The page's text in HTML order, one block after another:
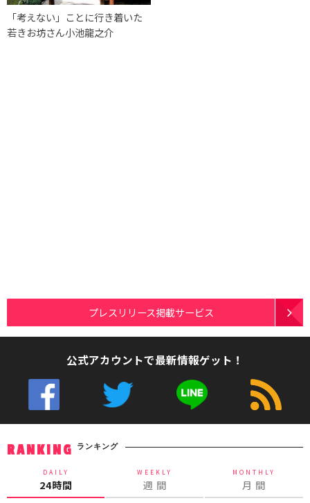
「考えない」ことに行き着いた
若きお坊さん小池龍之介
プレスリリース掲載サービス
公式アカウントで最新情報ゲット！
RANKING ランキング
DAILY
24時間
WEEKLY
週 間
MONTHLY
月 間